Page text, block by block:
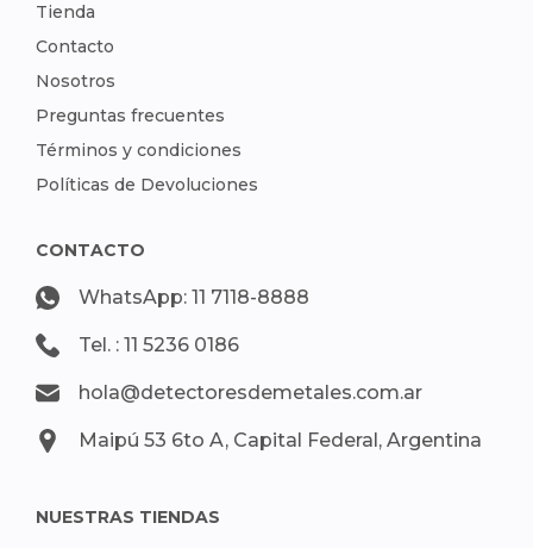
Tienda
Contacto
Nosotros
Preguntas frecuentes
Términos y condiciones
Políticas de Devoluciones
CONTACTO
WhatsApp: 11 7118-8888
Tel. : 11 5236 0186
hola@detectoresdemetales.com.ar
Maipú 53 6to A, Capital Federal, Argentina
NUESTRAS TIENDAS